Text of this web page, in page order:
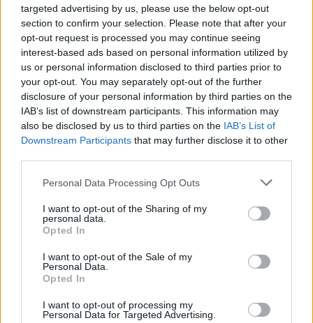
targeted advertising by us, please use the below opt-out
section to confirm your selection. Please note that after your
opt-out request is processed you may continue seeing
interest-based ads based on personal information utilized by
us or personal information disclosed to third parties prior to
your opt-out. You may separately opt-out of the further
disclosure of your personal information by third parties on the
IAB’s list of downstream participants. This information may
also be disclosed by us to third parties on the IAB’s List of
Downstream Participants that may further disclose it to other
Please note that this website/app uses one or more Google
not limited to your visit or usage behaviour. You may click to
grant or deny consent to Google and its third-party tags to
use your data for below specified purposes in below Google
consent section.
Personal Data Processing Opt Outs
I want to opt-out of the Sharing of my
personal data.
Opted In
I want to opt-out of the Sale of my
Personal Data.
Opted In
I want to opt-out of processing my
Personal Data for Targeted Advertising.